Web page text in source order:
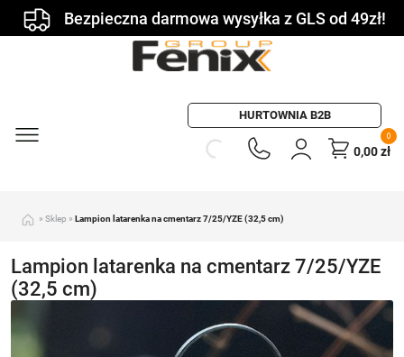
Bezpieczna darmowa wysyłka z GLS od 49zł!
HURTOWNIA B2B
0
0,00zł
» Sklep » Lampion latarenka na cmentarz 7/25/YZE (32,5 cm)
Lampion latarenka na cmentarz 7/25/YZE
(32,5 cm)